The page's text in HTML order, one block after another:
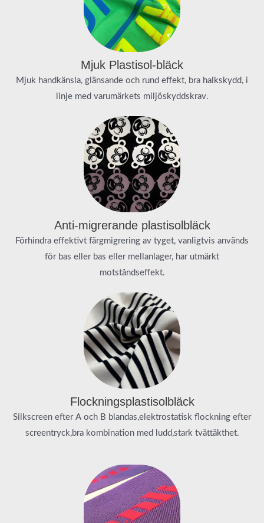
Mjuk Plastisol-bläck
Mjuk handkänsla, glänsande och rund effekt, bra halkskydd, i
linje med varumärkets miljöskyddskrav.
Anti-migrerande plastisolbläck
Förhindra effektivt färgmigrering av tyget, vanligtvis används
för bas eller bas eller mellanlager, har utmärkt
motståndseffekt.
Flockningsplastisolbläck
Silkscreen efter A och B blandas,elektrostatisk flockning efter
screentryck,bra kombination med ludd,stark tvättäkthet.